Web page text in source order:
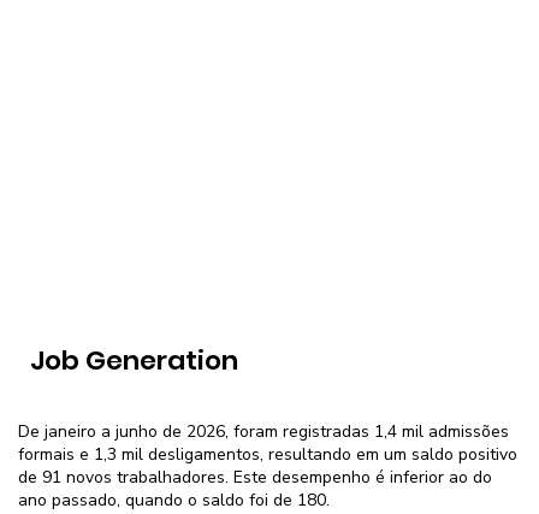
Job Generation
De janeiro a junho de 2026, foram registradas 1,4 mil admissões
formais e 1,3 mil desligamentos, resultando em um saldo positivo
de 91 novos trabalhadores. Este desempenho é inferior ao do
ano passado, quando o saldo foi de 180.